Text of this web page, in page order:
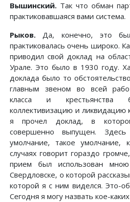
Вышинский. Так что обман
практиковавшаяся вами система.
Рыков. Да, конечно, это
практиковалась очень широко.
приводил свой доклад на
Урале. Это было в 1930 году.
доклада было то
главным звеном во всей
класса и
коллективизацию и ликвидацию
я прочел доклад, в
совершенно выпущен. Здесь
умолчание, такое умолчание,
случаях говорит гораздо
прием был использован
Свердловске, о которой
которой я с ним виделся. Это-
Сегодня я могу назвать кое-